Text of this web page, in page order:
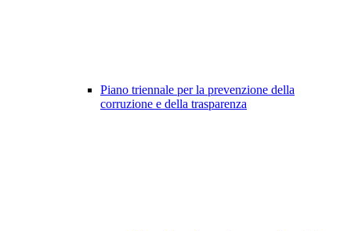
Piano triennale per la prevenzione della
corruzione e della trasparenza